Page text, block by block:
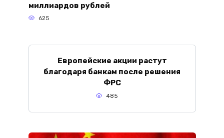
миллиардов рублей
625
Европейские акции растут
благодаря банкам после решения
ФРС
485